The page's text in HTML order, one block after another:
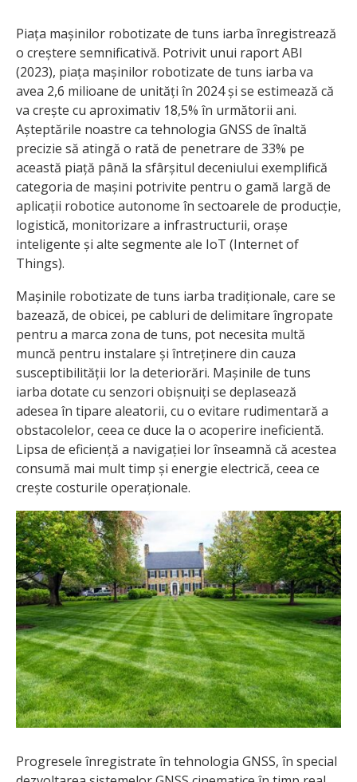
Piața mașinilor robotizate de tuns iarba înregistrează
o creștere semnificativă. Potrivit unui raport ABI
(2023), piața mașinilor robotizate de tuns iarba va
avea 2,6 milioane de unități în 2024 și se estimează că
va crește cu aproximativ 18,5% în următorii ani.
Așteptările noastre ca tehnologia GNSS de înaltă
precizie să atingă o rată de penetrare de 33% pe
această piață până la sfârșitul deceniului exemplifică
categoria de mașini potrivite pentru o gamă largă de
aplicații robotice autonome în sectoarele de producție,
logistică, monitorizare a infrastructurii, orașe
inteligente și alte segmente ale IoT (Internet of
Things).
Mașinile robotizate de tuns iarba tradiționale, care se
bazează, de obicei, pe cabluri de delimitare îngropate
pentru a marca zona de tuns, pot necesita multă
muncă pentru instalare și întreținere din cauza
susceptibilității lor la deteriorări. Mașinile de tuns
iarba dotate cu senzori obișnuiți se deplasează
adesea în tipare aleatorii, cu o evitare rudimentară a
obstacolelor, ceea ce duce la o acoperire ineficientă.
Lipsa de eficiență a navigației lor înseamnă că acestea
consumă mai mult timp și energie electrică, ceea ce
crește costurile operaționale.
Progresele înregistrate în tehnologia GNSS, în special